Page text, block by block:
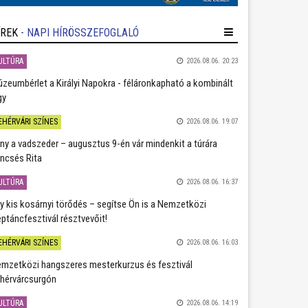
- NAPI HÍRÖSSZEFOGLALÓ
2026.08.06. 20:23
a Királyi Napokra - féláronkapható a kombinált
SZÍNES 2026.08.06. 19:07
a vadszeder – augusztus 9-én vár mindenkit a túrára
Rita
2026.08.06. 16:37
kis kosárnyi törődés – segítse Ön is a Nemzetközi
résztvevőit!
SZÍNES 2026.08.06. 16:03
hangszeres mesterkurzus és fesztivál
2026.08.06. 14:19